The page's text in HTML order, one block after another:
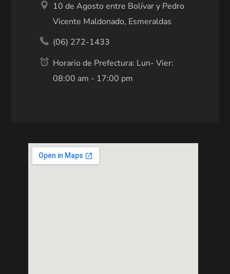
10 de Agosto entre Bolívar y Pedro
Vicente Maldonado, Esmeraldas
(06) 272-1433
Horario de Prefectura: Lun- Vier:
08:00 am - 17:00 pm